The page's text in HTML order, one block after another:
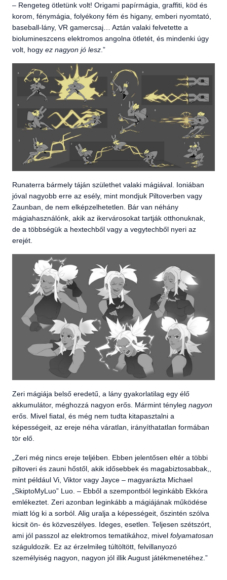
– Rengeteg ötletünk volt! Origami papírmágia, graffiti, köd és
korom, fénymágia, folyékony fém és higany, emberi nyomtató,
baseball-lány, VR gamercsaj… Aztán valaki felvetette a
biolumineszcens elektromos angolna ötletét, és mindenki úgy
volt, hogy ez nagyon jó lesz .”
Runaterra bármely táján születhet valaki mágiával. Ioniában
jóval nagyobb erre az esély, mint mondjuk Piltoverben vagy
Zaunban, de nem elképzelhetetlen. Bár van néhány
mágiahasználónk, akik az ikervárosokat tartják otthonuknak,
de a többségük a hextechből vagy a vegytechből nyeri az
erejét.
Zeri mágiája belső eredetű, a lány gyakorlatilag egy élő
akkumulátor, méghozzá nagyon erős. Mármint tényleg nagyon
erős. Mivel fiatal, és még nem tudta kitapasztalni a
képességeit, az ereje néha váratlan, irányíthatatlan formában
tör elő.
„Zeri még nincs ereje teljében. Ebben jelentősen eltér a többi
piltoveri és zauni hőstől, akik idősebbek és magabiztosabbak,,
mint például Vi, Viktor vagy Jayce – magyarázta Michael
„SkiptoMyLuo” Luo. – Ebből a szempontból leginkább Ekkóra
emlékeztet. Zeri azonban leginkább a mágiájának működése
miatt lóg ki a sorból. Alig uralja a képességeit, őszintén szólva
kicsit ön- és közveszélyes. Ideges, esetlen. Teljesen szétszórt,
ami jól passzol az elektromos tematikához, mivel folyamatosan
száguldozik. Ez az érzelmileg túltöltött, felvillanyozó
személyiség nagyon, nagyon jól illik August játékmenetéhez.”